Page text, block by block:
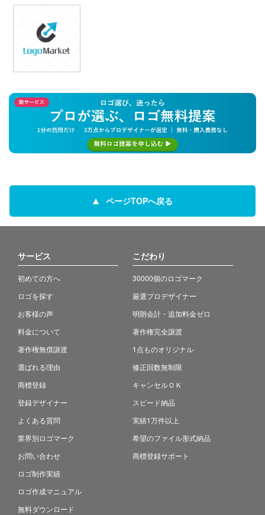
ページTOPへ戻る
サービス
初めての方へ
ロゴを探す
お客様の声
料金について
著作権無償譲渡
選ばれる理由
商標登録
登録デザイナー
よくある質問
業界別ロゴマーク
お問い合わせ
ロゴ制作実績
ロゴ作成マニュアル
無料ダウンロード
こだわり
30000個のロゴマーク
厳選プロデザイナー
明朗会計・追加料金ゼロ
著作権完全譲渡
1点ものオリジナル
修正回数無制限
キャンセルＯＫ
スピード納品
実績1万件以上
希望のファイル形式納品
商標登録サポート